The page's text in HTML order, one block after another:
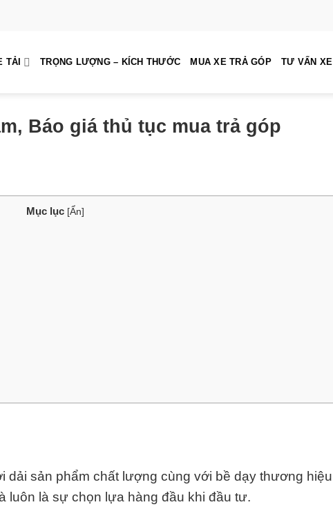
TẢI TRỌNG LƯỢNG – KÍCH THƯỚC MUA XE TRẢ GÓP TƯ VẤN XE
Báo giá thủ tục mua trả góp
Mục lục [Ẩn]
dải sản phẩm chất lượng cùng với bề dạy thương hiệu
luôn là sự chọn lựa hàng đầu khi đầu tư.